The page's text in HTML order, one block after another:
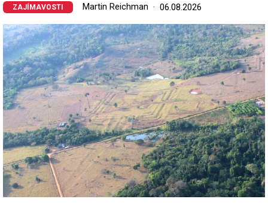
ZAJÍMAVOSTI Martin Reichman 06.08.2026
Image